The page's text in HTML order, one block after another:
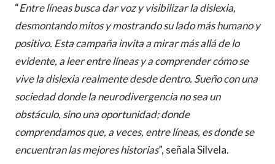
“Entre líneas busca dar voz y visibilizar la dislexia,
desmontando mitos y mostrando su lado más humano y
positivo. Esta campaña invita a mirar más allá de lo
evidente, a leer entre líneas y a comprender cómo se
vive la dislexia realmente desde dentro. Sueño con una
sociedad donde la neurodivergencia no sea un
obstáculo, sino una oportunidad; donde
comprendamos que, a veces, entre líneas, es donde se
encuentran las mejores historias”, señala Silvela.